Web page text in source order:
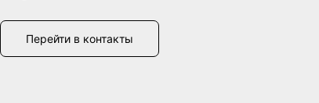
Перейти в контакты